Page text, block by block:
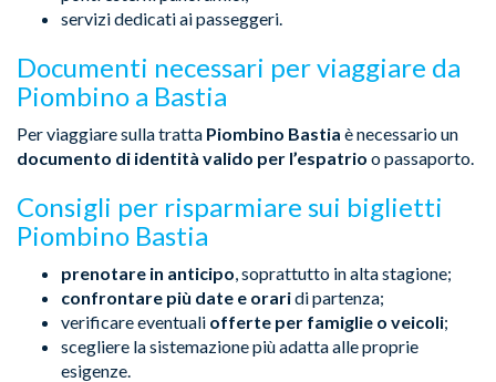
servizi dedicati ai passeggeri.
Documenti necessari per viaggiare da
Piombino a Bastia
Per viaggiare sulla tratta Piombino Bastia è necessario un
documento di identità valido per l’espatrio o passaporto.
Consigli per risparmiare sui biglietti
Piombino Bastia
prenotare in anticipo, soprattutto in alta stagione;
confrontare più date e oraridi partenza;
verificare eventuali offerte per famiglie o veicoli;
scegliere la sistemazione più adatta alle proprie
esigenze.